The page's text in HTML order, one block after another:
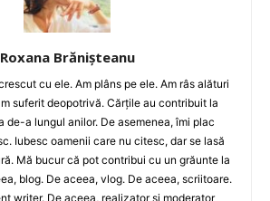
Roxana Brănișteanu
cu ele. Am plâns pe ele. Am râs alături
suferit deopotrivă. Cărțile au contribuit la
de-a lungul anilor. De asemenea, îmi plac
Iubesc oamenii care nu citesc, dar se lasă
Mă bucur că pot contribui cu un grăunte la
blog. De aceea, vlog. De aceea, scriitoare.
writer. De aceea, realizator și moderator